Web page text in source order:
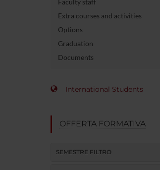
Faculty staff
Extra courses and activities
Options
Graduation
Documents
International Students
OFFERTA FORMATIVA
SEMESTRE FILTRO